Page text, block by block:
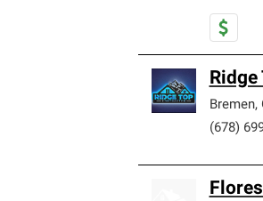
Bremen,
(678)